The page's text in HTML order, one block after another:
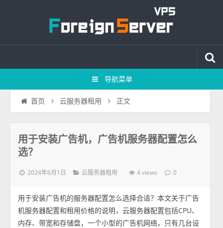
导航菜单
首页 云服务器租用 正文
用于安装广告机，广告机服务器配置怎么
选？
2024年6月1日 云服务器租用 4 views 0
用于安装广告机的服务器配置怎么选择合适？本文关于广告
机服务器配置和租用价格的说明，云服务器配置包括CPU、
内存、带宽和存储盘，一个小型的广告机网络，只有几台设